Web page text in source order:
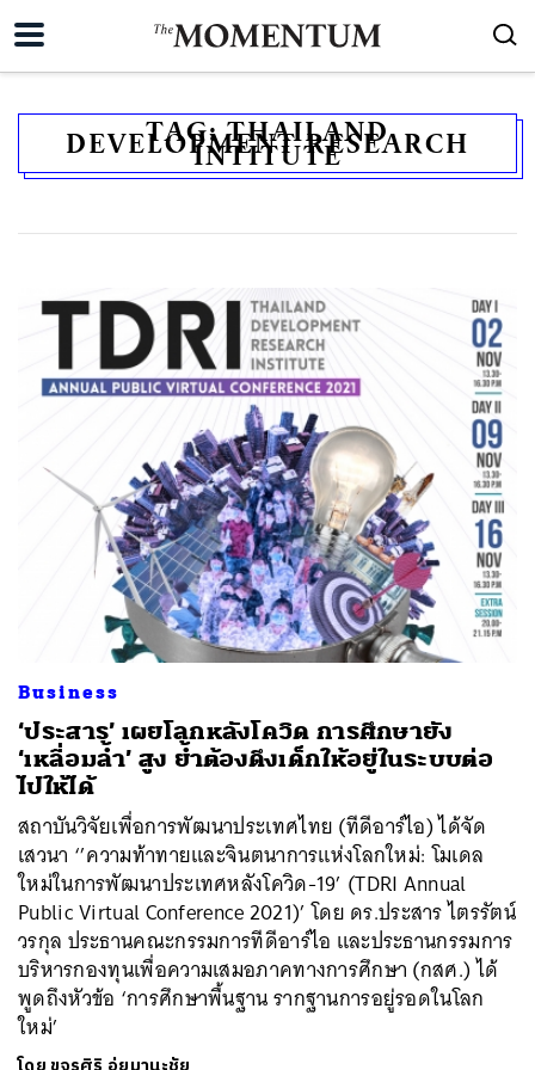
TAG:THAILAND
DEVELOPMENT RESEARCH
INTITUTE
Business
‘ประสาร’ เผยโลกหลังโควิด การศึกษายัง
‘เหลื่อมล้ำ’ สูง ย้ำต้องดึงเด็กให้อยู่ในระบบต่อ
ไปให้ได้
สถาบันวิจัยเพื่อการพัฒนาประเทศไทย (ทีดีอาร์ไอ) ได้จัด
เสวนา ‘’ความท้าทายและจินตนาการแห่งโลกใหม่: โมเดล
ใหม่ในการพัฒนาประเทศหลังโควิด-19’ (TDRI Annual
Public Virtual Conference 2021)’ โดย ดร.ประสาร ไตรรัตน์
วรกุล ประธานคณะกรรมการทีดีอาร์ไอ และประธานกรรมการ
บริหารกองทุนเพื่อความเสมอภาคทางการศึกษา (กสศ.) ได้
พูดถึงหัวข้อ ‘การศึกษาพื้นฐาน รากฐานการอยู่รอดในโลก
ใหม่’
SHARE TWEET